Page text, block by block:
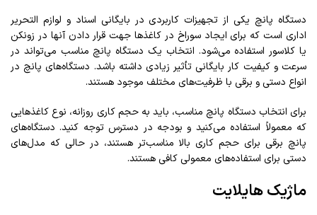
دستگاه پانچ یکی از تجهیزات کاربردی در بایگانی اسناد و لوازم التحریر
اداری است که برای ایجاد سوراخ در کاغذها جهت قرار دادن آنها در زونکن
یا کلاسور استفاده می‌شود. انتخاب یک دستگاه پانچ مناسب می‌تواند در
سرعت و کیفیت کار بایگانی تأثیر زیادی داشته باشد. دستگاه‌های پانچ در
انواع دستی و برقی با ظرفیت‌های مختلف موجود هستند.
برای انتخاب دستگاه پانچ مناسب، باید به حجم کاری روزانه، نوع کاغذهایی
که معمولاً استفاده می‌کنید و بودجه در دسترس توجه کنید. دستگاه‌های
پانچ برقی برای حجم کاری بالا مناسب‌تر هستند، در حالی که مدل‌های
دستی برای استفاده‌های معمولی کافی هستند.
ماژیک هایلایت